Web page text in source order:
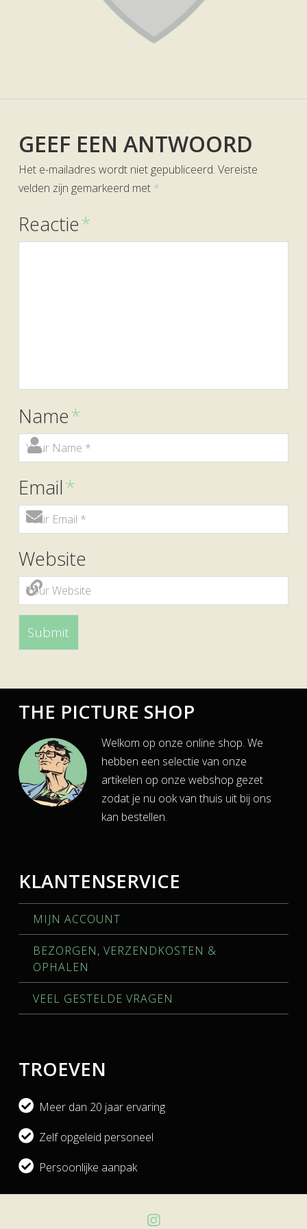
GEEF EEN ANTWOORD
Het e-mailadres wordt niet gepubliceerd. Vereiste
velden zijn gemarkeerd met *
Reactie*
Name*
Email*
Website
THE PICTURE SHOP
Welkom op onze online shop. We
hebben een selectie van onze
artikelen op onze webshop gezet
zodat je nu ook van thuis uit bij ons
kan bestellen.
KLANTENSERVICE
MIJN ACCOUNT
BEZORGEN, VERZENDKOSTEN &
OPHALEN
VEEL GESTELDE VRAGEN
TROEVEN
Meer dan 20 jaar ervaring
Zelf opgeleid personeel
Persoonlijke aanpak